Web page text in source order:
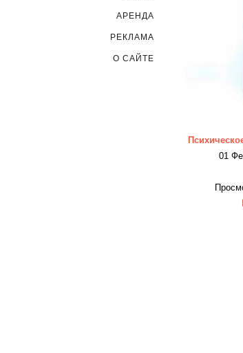
АРЕНДА
РЕКЛАМА
О САЙТЕ
01